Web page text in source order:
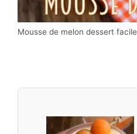
Mousse de melon dessert facile